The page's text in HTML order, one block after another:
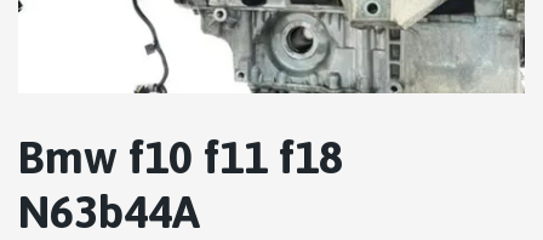
Bmw f10 f11 f18
N63b44A